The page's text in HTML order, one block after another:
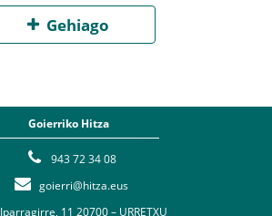
Gehiago
Goierriko Hitza
943 72 34 08
goierri@hitza.eus
Iparragirre, 11 20700 – URRETXU